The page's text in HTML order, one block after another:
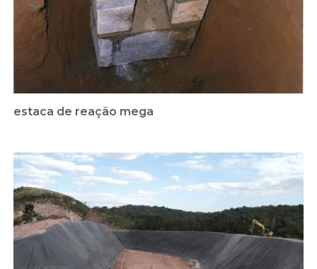
estaca de reação mega